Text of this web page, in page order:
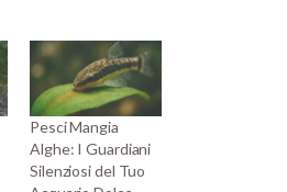
Pesci Mangia
Alghe: I Guardiani
Silenziosi del Tuo